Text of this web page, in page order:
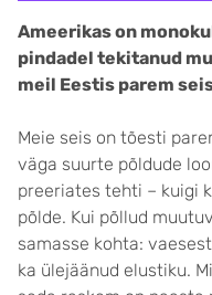
Ameerikas on
pindadel tekitanud
meil Eestis parem
Meie seis on tõesti
väga suurte põldude
preeriates tehti – kuigi
põlde. Kui põllud
samasse kohta:
ka ülejäänud elustiku.